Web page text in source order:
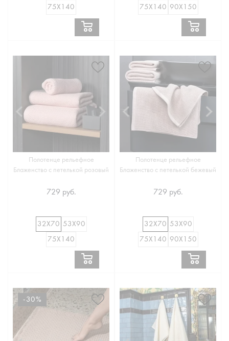
75Х140
75Х140 90Х150
Полотенце рельефное
Блаженство с петелькой розовый
729 руб.
32Х70 53Х90
75Х140
Полотенце рельефное
Блаженство с петелькой бежевый
729 руб.
32Х70 53Х90
75Х140 90Х150
-30%